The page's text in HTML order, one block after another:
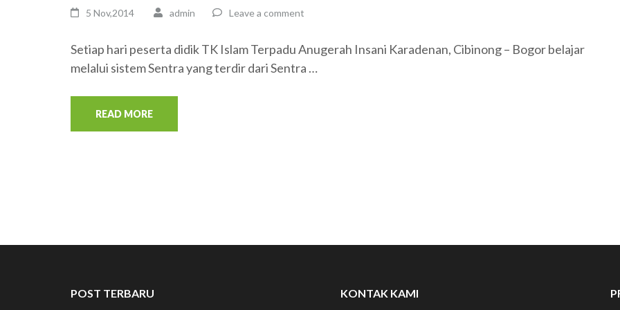
5 Nov,2014 admin Leave a comment
Setiap hari peserta didik TK Islam Terpadu Anugerah Insani Karadenan, Cibinong – Bogor belajar
melalui sistem Sentra yang terdir dari Sentra …
READ MORE
POST TERBARU
KONTAK KAMI